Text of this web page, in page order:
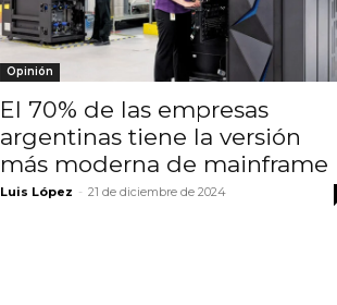
Opinión
El 70% de las empresas
argentinas tiene la versión
más moderna de mainframe
Luis López - 21 de diciembre de 2024